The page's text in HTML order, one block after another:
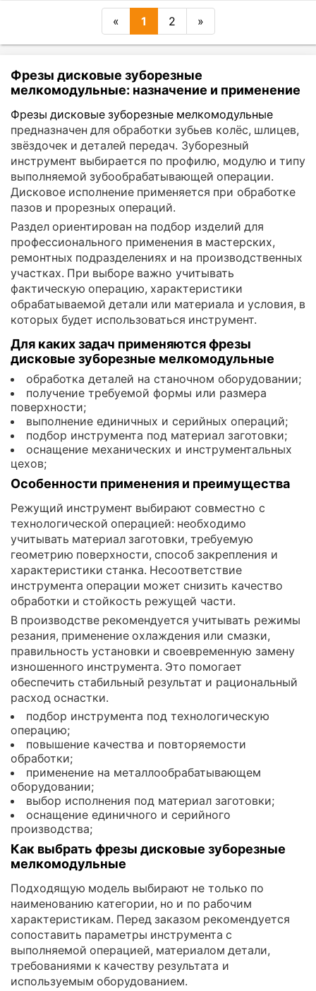
« 1 2 »
Фрезы дисковые зуборезные
мелкомодульные: назначение и применение
Фрезы дисковые зуборезные мелкомодульные
предназначен для обработки зубьев колёс, шлицев,
звёздочек и деталей передач. Зуборезный
инструмент выбирается по профилю, модулю и типу
выполняемой зубообрабатывающей операции.
Дисковое исполнение применяется при обработке
пазов и прорезных операций.
Раздел ориентирован на подбор изделий для
профессионального применения в мастерских,
ремонтных подразделениях и на производственных
участках. При выборе важно учитывать
фактическую операцию, характеристики
обрабатываемой детали или материала и условия, в
которых будет использоваться инструмент.
Для каких задач применяются фрезы
дисковые зуборезные мелкомодульные
обработка деталей на станочном оборудовании;
получение требуемой формы или размера
поверхности;
выполнение единичных и серийных операций;
подбор инструмента под материал заготовки;
оснащение механических и инструментальных
цехов;
Особенности применения и преимущества
Режущий инструмент выбирают совместно с
технологической операцией: необходимо
учитывать материал заготовки, требуемую
геометрию поверхности, способ закрепления и
характеристики станка. Несоответствие
инструмента операции может снизить качество
обработки и стойкость режущей части.
В производстве рекомендуется учитывать режимы
резания, применение охлаждения или смазки,
правильность установки и своевременную замену
изношенного инструмента. Это помогает
обеспечить стабильный результат и рациональный
расход оснастки.
подбор инструмента под технологическую
операцию;
повышение качества и повторяемости
обработки;
применение на металлообрабатывающем
оборудовании;
выбор исполнения под материал заготовки;
оснащение единичного и серийного
производства;
Как выбрать фрезы дисковые зуборезные
мелкомодульные
Подходящую модель выбирают не только по
наименованию категории, но и по рабочим
характеристикам. Перед заказом рекомендуется
сопоставить параметры инструмента с
выполняемой операцией, материалом детали,
требованиями к качеству результата и
используемым оборудованием.